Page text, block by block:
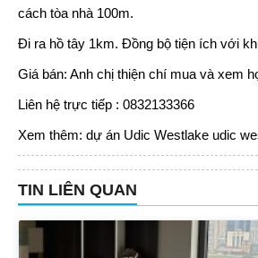
cách tòa nhà 100m.
Đi ra hồ tây 1km. Đồng bộ tiện ích với
Giá bán: Anh chị thiện chí mua và xem
Liên hệ trực tiếp : 0832133366
Xem thêm: dự án Udic Westlake udic
TIN LIÊN QUAN